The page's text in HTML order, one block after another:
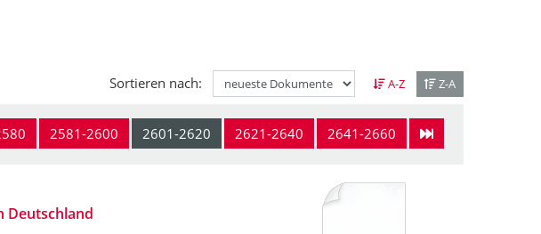
Sortieren nach: A-Z Z-A
2581-2600 2601-2620 2621-2640 2641-2660
Deutschland